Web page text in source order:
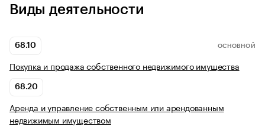
Виды деятельности
68.10 ОСНОВНОЙ
Покупка и продажа собственного недвижимого имущества
68.20
Аренда и управление собственным или арендованным
недвижимым имуществом